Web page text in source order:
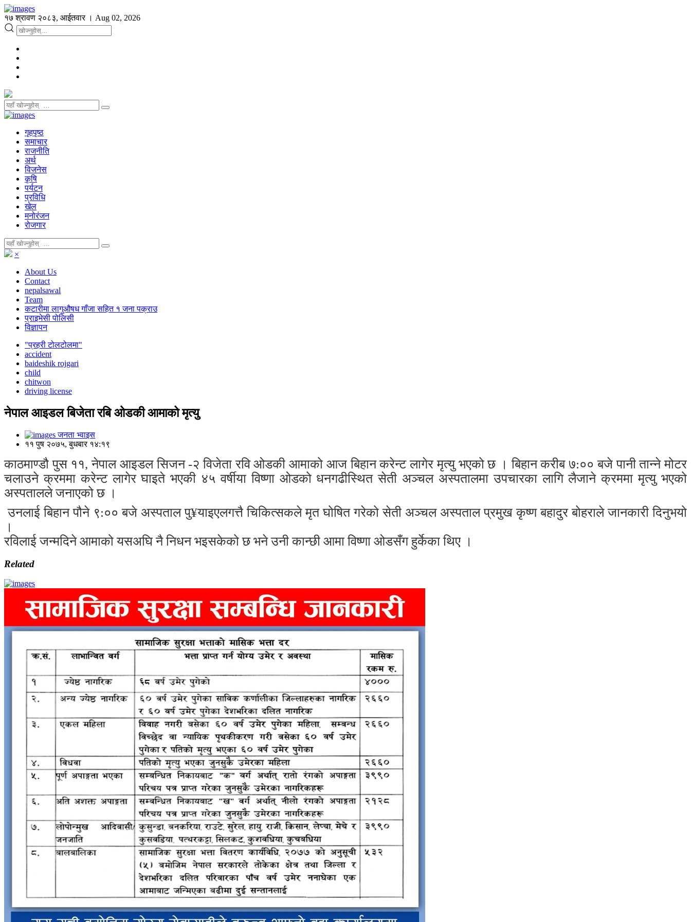
१७ श्रावण २०८३, आईतवार । Aug 02, 2026
गृहपृष्ठ
समाचार
राजनीति
अर्थ
विजनेस
कृषि
पर्यटन
प्रविधि
खेल
मनोरंजन
रोजगार
×
About Us
Contact
nepalsawal
Team
कटारीमा लागुऔषध गाँजा सहित १ जना पक्राउ
प्राइभेसी पोलिसी
विज्ञापन
"प्रहरी टोलटोलमा"
accident
baideshik rojgari
child
chitwon
driving license
नेपाल आइडल बिजेता रबि ओडकी आमाको मृत्यु
जनता भ्वाइस
११ पुष २०७५, बुधबार १४:१९
काठमाण्डौ पुस ११, नेपाल आइडल सिजन -२ विजेता रवि ओडकी आमाको आज बिहान करेन्ट लागेर मृत्यु भएको छ । बिहान करीब ७:०० बजे पानी तान्ने मोटर
चलाउने क्रममा करेन्ट लागेर घाइते भएकी ४५ वर्षीया विष्णा ओडको धनगढीस्थित सेती अञ्चल अस्पतालमा उपचारका लागि लैजाने क्रममा मृत्यु भएको
अस्पतालले जनाएको छ ।
उनलाई बिहान पौने ९:०० बजे अस्पताल पु¥याइएलगत्तै चिकित्सकले मृत घोषित गरेको सेती अञ्चल अस्पताल प्रमुख कृष्ण बहादुर बोहराले जानकारी दिनुभयो
।
रविलाई जन्मदिने आमाको यसअघि नै निधन भइसकेको छ भने उनी कान्छी आमा विष्णा ओडसँग हुर्केका थिए ।
Related